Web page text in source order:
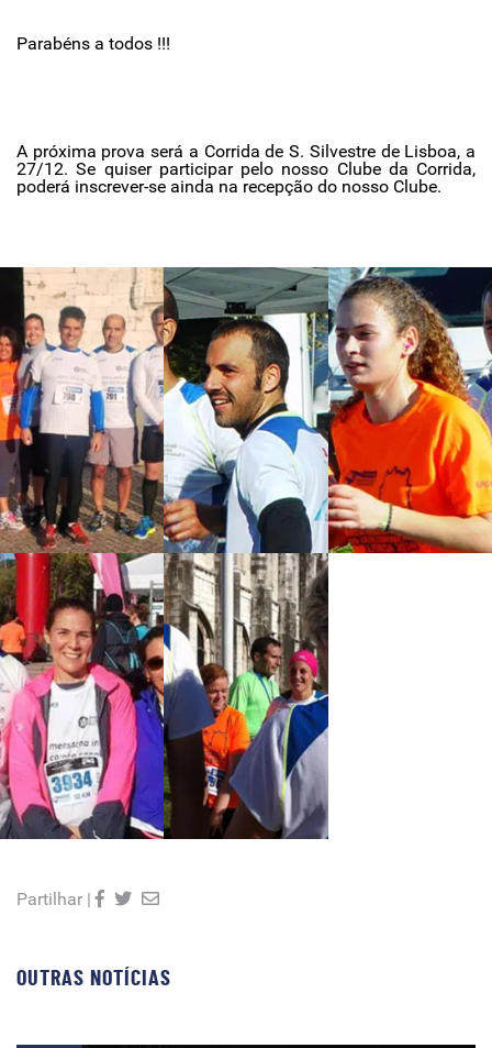
Parabéns a todos !!!
A próxima prova será a Corrida de S. Silvestre de Lisboa, a
27/12. Se quiser participar pelo nosso Clube da Corrida,
poderá inscrever-se ainda na recepção do nosso Clube.
Partilhar |
OUTRAS NOTÍCIAS